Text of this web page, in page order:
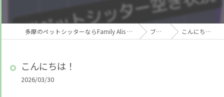
多摩のペットシッターならFamily Alis Project ブログ こんにちは！
こんにちは！
2026/03/30